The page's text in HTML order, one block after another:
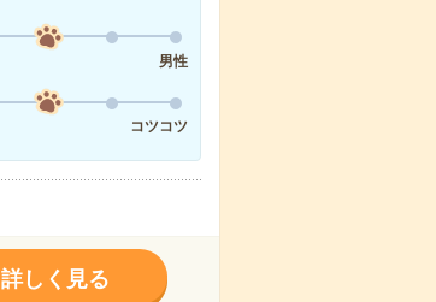
男性
コツコツ
詳しく見る